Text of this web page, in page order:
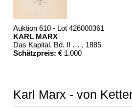
Auktion 610 - Lot 426000361
KARL MARX
Das Kapital. Bd. II und III , 1885
Schätzpreis: € 1.000
Karl Marx - von